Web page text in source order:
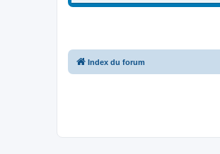
Index du forum